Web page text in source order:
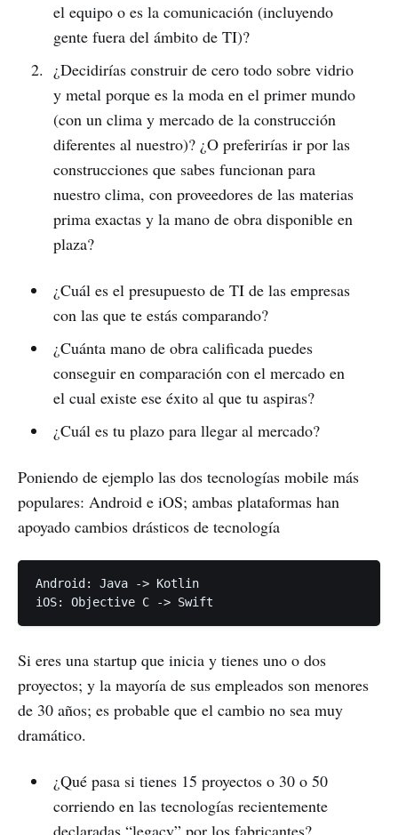
el equipo o es la comunicación (incluyendo
gente fuera del ámbito de TI)?
¿Decidirías construir de cero todo sobre vidrio
y metal porque es la moda en el primer mundo
(con un clima y mercado de la construcción
diferentes al nuestro)? ¿O preferirías ir por las
construcciones que sabes funcionan para
nuestro clima, con proveedores de las materias
prima exactas y la mano de obra disponible en
plaza?
¿Cuál es el presupuesto de TI de las empresas
con las que te estás comparando?
¿Cuánta mano de obra calificada puedes
conseguir en comparación con el mercado en
el cual existe ese éxito al que tu aspiras?
¿Cuál es tu plazo para llegar al mercado?
Poniendo de ejemplo las dos tecnologías mobile más
populares: Android e iOS; ambas plataformas han
apoyado cambios drásticos de tecnología
Android: Java -> Kotlin
Si eres una startup que inicia y tienes uno o dos
proyectos; y la mayoría de sus empleados son menores
de 30 años; es probable que el cambio no sea muy
dramático.
¿Qué pasa si tienes 15 proyectos o 30 o 50
corriendo en las tecnologías recientemente